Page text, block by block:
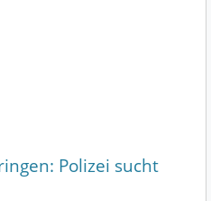
Polizei sucht